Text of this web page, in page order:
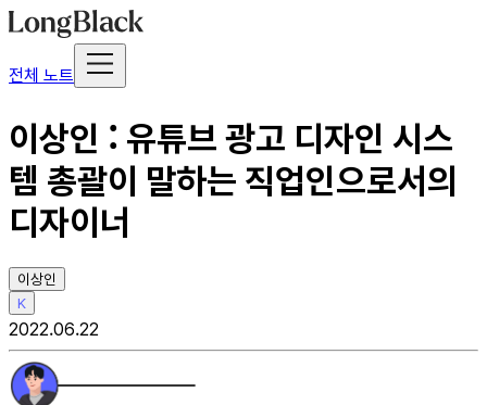
전체 노트
이상인 : 유튜브 광고 디자인 시스
템 총괄이 말하는 직업인으로서의
디자이너
이상인
K
2022.06.22